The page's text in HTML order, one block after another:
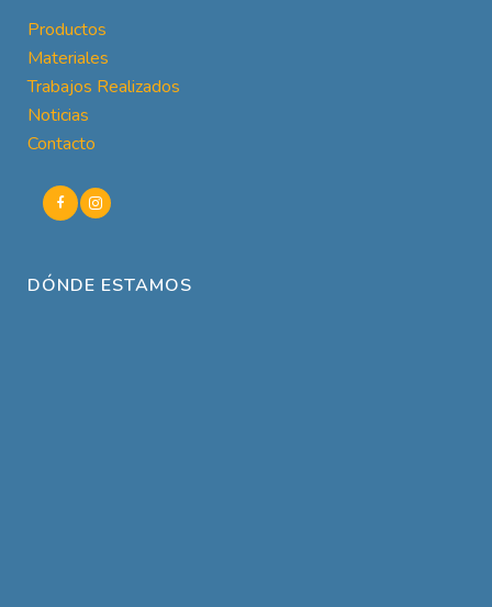
Productos
Materiales
Trabajos Realizados
Noticias
Contacto
DÓNDE ESTAMOS